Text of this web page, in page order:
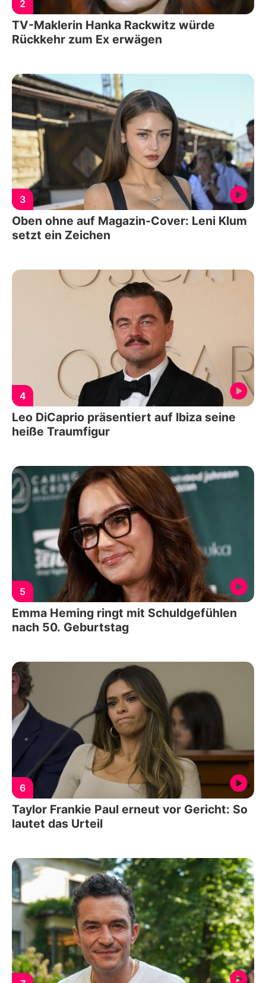
2
TV-Maklerin Hanka Rackwitz würde
Rückkehr zum Ex erwägen
3
Oben ohne auf Magazin-Cover: Leni Klum
setzt ein Zeichen
4
Leo DiCaprio präsentiert auf Ibiza seine
heiße Traumfigur
5
Emma Heming ringt mit Schuldgefühlen
nach 50. Geburtstag
6
Taylor Frankie Paul erneut vor Gericht: So
lautet das Urteil